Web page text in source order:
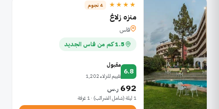
★★★★ 4 نجوم
منزه زلاغ
فاس
1.5 كم من فاس الجديد
6.8
مقبول
تقييم للنزلاء 1,202
692 ر.س
1 ليلة (شامل الضرائب) · 1 غرفة